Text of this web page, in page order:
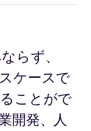
らず、
ケースで
ことがで
開発、人